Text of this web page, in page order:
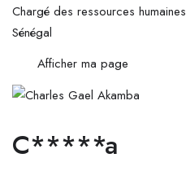
Chargé des ressources humaines
Sénégal
Afficher ma page
C*****a